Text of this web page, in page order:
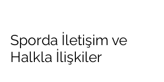
Sporda İletişim ve
Halkla İlişkiler